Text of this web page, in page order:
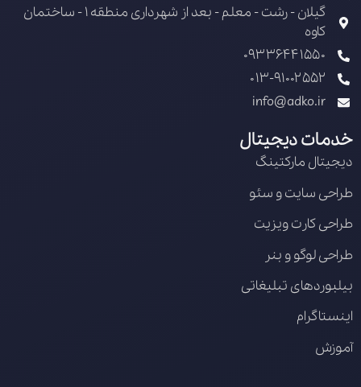
گیلان - رشت - معلم - بعد از شهرداری منطقه 1 - ساختمان
کاوه
09336441550
013-91002552
info@adko.ir
خدمات دیجیتال
دیجیتال مارکتینگ
طراحی سایت و سئو
طراحی کارت ویزیت
طراحی لوگو و بنر
بیلبوردهای تبلیغاتی
اینستاگرام
آموزش